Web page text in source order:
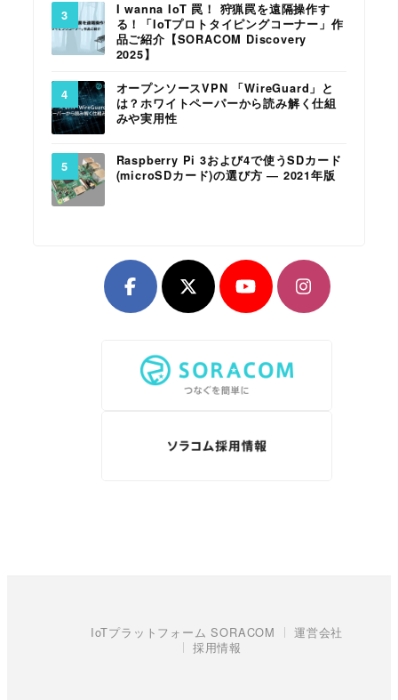
I wanna IoT 罠！ 狩猟罠を遠隔操作す
る！「IoTプロトタイピングコーナー」作
品ご紹介【SORACOM Discovery
2025】
オープンソースVPN 「WireGuard」と
は？ホワイトペーパーから読み解く仕組
みや実用性
Raspberry Pi 3および4で使うSDカード
(microSDカード)の選び方 ― 2021年版
IoTプラットフォーム SORACOM
運営会社
採用情報